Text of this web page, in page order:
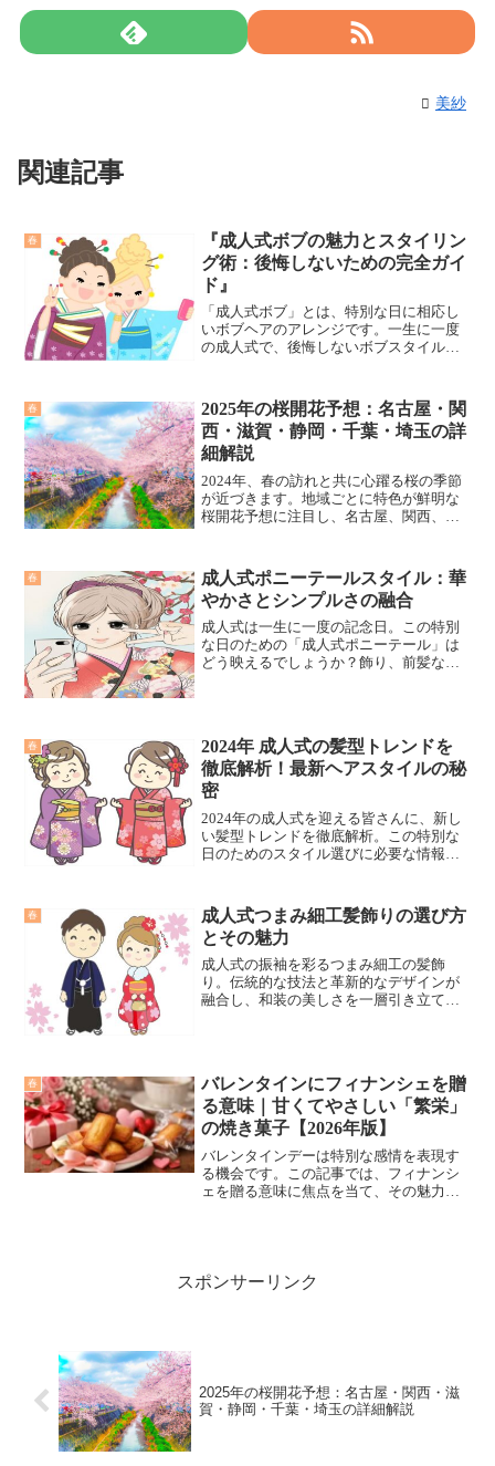
美紗
関連記事
春
『成人式ボブの魅力とスタイリン
グ術：後悔しないための完全ガイ
ド』
「成人式ボブ」とは、特別な日に相応し
いボブヘアのアレンジです。一生に一度
の成人式で、後悔しないボブスタイルを
春
2025年の桜開花予想：名古屋・関
西・滋賀・静岡・千葉・埼玉の詳
細解説
2024年、春の訪れと共に心躍る桜の季節
が近づきます。地域ごとに特色が鮮明な
桜開花予想に注目し、名古屋、関西、滋
想を共有し、春の感動を分かち合いまし
ょう。
春
成人式ポニーテールスタイル：華
やかさとシンプルさの融合
成人式は一生に一度の記念日。この特別
な日のための「成人式ポニーテール」は
どう映えるでしょうか？飾り、前髪なし
します。
春
2024年 成人式の髪型トレンドを
徹底解析！最新ヘアスタイルの秘
密
2024年の成人式を迎える皆さんに、新し
い髪型トレンドを徹底解析。この特別な
日のためのスタイル選びに必要な情報を
春
成人式つまみ細工髪飾りの選び方
とその魅力
成人式の振袖を彩るつまみ細工の髪飾
り。伝統的な技法と革新的なデザインが
融合し、和装の美しさを一層引き立てま
春
バレンタインにフィナンシェを贈
る意味｜甘くてやさしい「繁栄」
の焼き菓子【2026年版】
バレンタインデーは特別な感情を表現す
る機会です。この記事では、フィナンシ
ェを贈る意味に焦点を当て、その魅力と
スポンサーリンク
2025年の桜開花予想：名古屋・関西・滋
賀・静岡・千葉・埼玉の詳細解説